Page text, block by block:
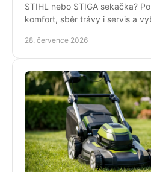
STIHL nebo STIGA sekačka?
komfort, sběr trávy i servis a
28. července 2026